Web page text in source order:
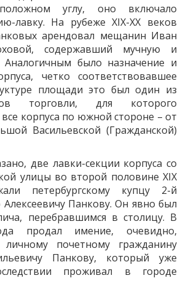
углу, оно включало
лавку. На рубеже XIX-XX веков
арендовал мещанин Иван
содержавший мучную и
Аналогичным было назначение и
четко соответствовавшее
площади это был один из
торговли, для которого
корпуса по южной стороне – от
Васильевской (Гражданской)
две лавки-секции корпуса со
улицы во второй половине XIX
петербургскому купцу 2-й
Панкову. Он явно был
перебравшимся в столицу. В
продал имение, очевидно,
почетному гражданину
Панкову, который уже
проживал в городе